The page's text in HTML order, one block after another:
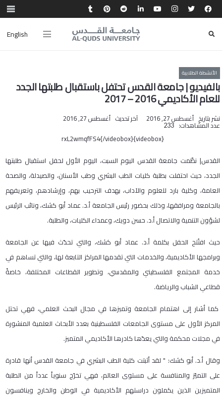
English
الأنشطة الطلابية
بالفيديو | جامعة القدس تحتفل باستقبال طلبتها الجدد
للعام الأكاديمي 2016 – 2017
نشر بتاريخ أغسطس 27, 2016 آخر تحديث أغسطس 27, 2016
عدد المشاهدات: 233
{videobox}rxL2wmqfFS4{/videobox}
القدس| نظّمت جامعة القدس اليوم السبت، اليوم الأول لحفل استقبال طلبتها
الجدد، حيث احتفلت بطلبة كليات الطب البشري وطب الأسنان، والصيدلة، والصحة
العامة، وكلية بارد للعلوم والآداب، بهدف الترحيب بهم، وإرشادهم، وتعريفهم
بالجامعة ومرافقها، وذلك بحضور رئيس الجامعة أ.د. عماد أبو كشك، ونائب الرئيس
لشؤون التنمية والاتصال أ.د. حسن دويك، وعمداء الكليات، والطلبة.
حيث افتُتح الحفل بكلمة أ.د. عماد أبو كشك، والتي تحدّث فيها عن الجامعة
وبرامجها الأكاديمية، والخدمات التي تقدمها المراكز التابعة لها، والتي تساهم في
خدمة المجتمع الفلسطيني والمقدسي، وتطوير القطاعات المختلفة، خاصةً
قطاعي الشباب والرياضة.
كما أشار إلى اهتمام الجامعة وتميزها في مجال البحث العلمي، فهي تحتل
المركز الأول على مستوى الجامعات الفلسطينية بعدد الأبحاث العلمية المنشورة
في مجلات محكمة والتي يعدّها كادرها الأكاديمي المتميز.
وقال أ.د. أبو كشك: " لقد أثبتت كلية الطب البشري في جامعة القدس أنها قادرة
على التميّز والمنافسة على مستوى العالم، فهي تخرّج سنوياً عدداً من الطلبة
المتميزين الذين يكملون دراستهم الأكاديمية في الوطن والخارج وينافسون